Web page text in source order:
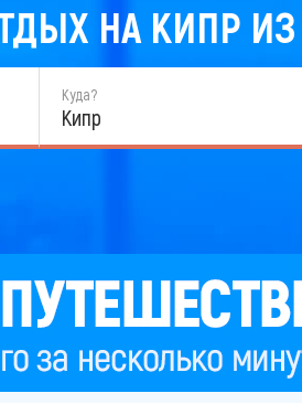
НА КИПР
Куда?
Кипр